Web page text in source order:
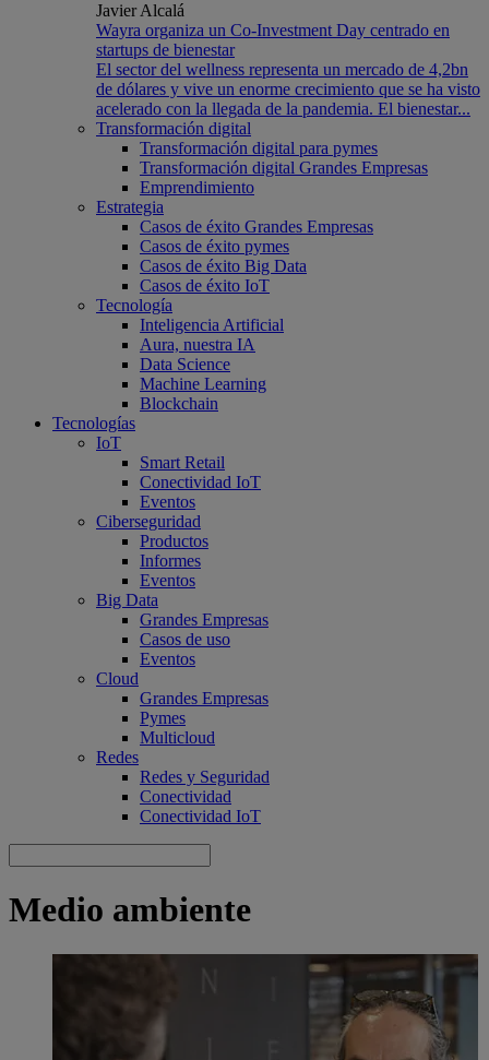
Javier Alcalá
Wayra organiza un Co-Investment Day centrado en
startups de bienestar
El sector del wellness representa un mercado de 4,2bn
de dólares y vive un enorme crecimiento que se ha visto
acelerado con la llegada de la pandemia. El bienestar...
Transformación digital
Transformación digital para pymes
Transformación digital Grandes Empresas
Emprendimiento
Estrategia
Casos de éxito Grandes Empresas
Casos de éxito pymes
Casos de éxito Big Data
Casos de éxito IoT
Tecnología
Inteligencia Artificial
Aura, nuestra IA
Data Science
Machine Learning
Blockchain
Tecnologías
IoT
Smart Retail
Conectividad IoT
Eventos
Ciberseguridad
Productos
Informes
Eventos
Big Data
Grandes Empresas
Casos de uso
Eventos
Cloud
Grandes Empresas
Pymes
Multicloud
Redes
Redes y Seguridad
Conectividad
Conectividad IoT
Medio ambiente